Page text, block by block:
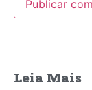
Leia Mais